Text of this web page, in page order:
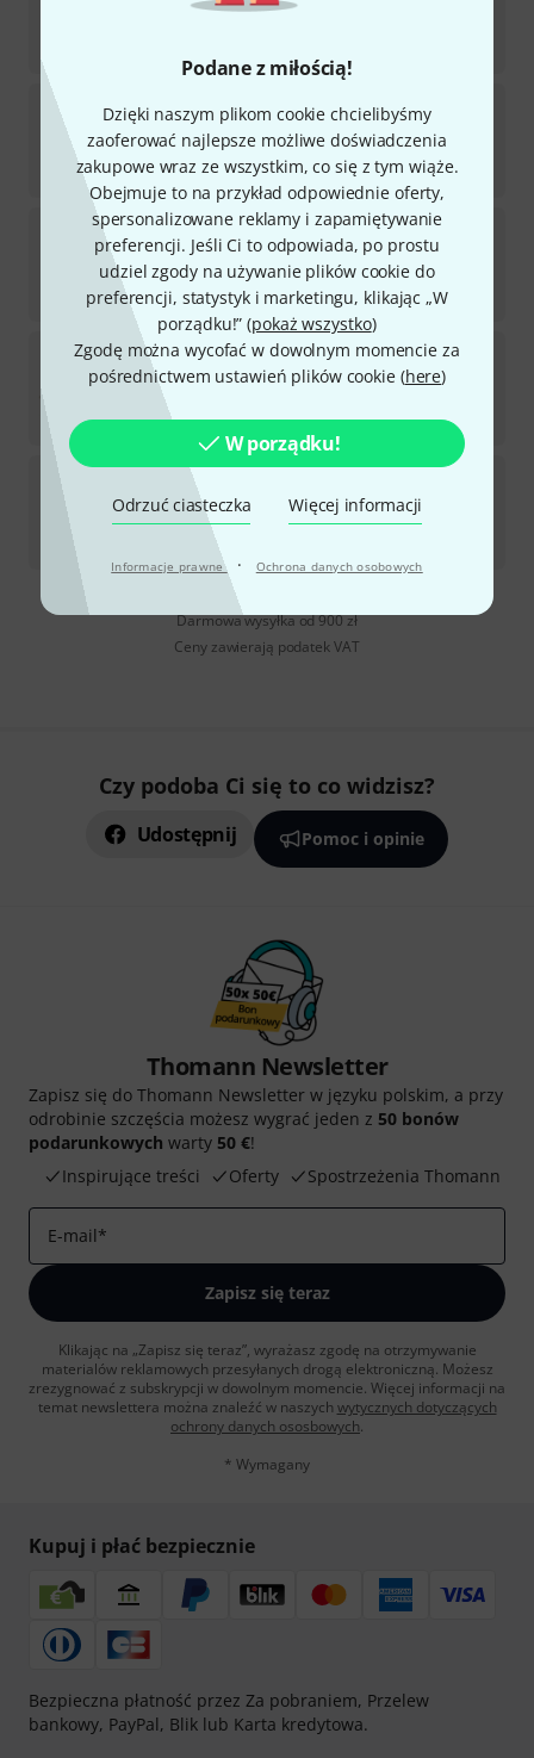
Podane z miłością!
Dzięki naszym plikom cookie chcielibyśmy
zaoferować najlepsze możliwe doświadczenia
zakupowe wraz ze wszystkim, co się z tym wiąże.
Obejmuje to na przykład odpowiednie oferty,
spersonalizowane reklamy i zapamiętywanie
preferencji. Jeśli Ci to odpowiada, po prostu
udziel zgody na używanie plików cookie do
preferencji, statystyk i marketingu, klikając „W
porządku!” (pokaż wszystko)
Zgodę można wycofać w dowolnym momencie za
pośrednictwem ustawień plików cookie (here)
W porządku!
Odrzuć ciasteczka Więcej informacji
Informacje prawne · Ochrona danych osobowych
112
Dostępny w magazynie
175zł
LindyUSB 3.1 Cable Typ C/C 1m
21
Dostępny w magazynie
59 zł
Lindy USB 3.1 Typ C Adapterkabel
27
Dostępny w magazynie
27zł
LindyUSB 2.0 Typ A/Micro-B 0,5m
27
Dostępny w magazynie
Darmowa wysyłka od 900 zł
Ceny zawierają podatek VAT
Czy podoba Ci się to co widzisz?
Udostępnij Pomoc i opinie
Thomann Newsletter
Zapisz się do Thomann Newsletter w języku polskim, a przy
odrobinie szczęścia możesz wygrać jeden z 50 bonów
podarunkowych warty 50 €!
Inspirujące treści
Oferty Spostrzeżenia Thomann
E-mail*
Zapisz się teraz
Klikając na „Zapisz się teraz”, wyrażasz zgodę na otrzymywanie
materialów reklamowych przesyłanych drogą elektroniczną. Możesz
zrezygnować z subskrypcji w dowolnym momencie. Więcej informacji na
temat newslettera można znaleźć w naszych wytycznych dotyczących
ochrony danych ososbowych.
* Wymagany
Kupuj i płać bezpiecznie
Bezpieczna płatność przez Za pobraniem, Przelew
bankowy, PayPal, Blik lub Karta kredytowa.